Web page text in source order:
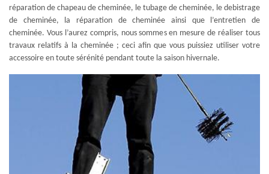
réparation de chapeau de cheminée, le tubage de cheminée, le debistrage
de cheminée, la réparation de cheminée ainsi que l’entretien de
cheminée. Vous l’aurez compris, nous sommes en mesure de réaliser tous
travaux relatifs à la cheminée ; ceci afin que vous puissiez utiliser votre
accessoire en toute sérénité pendant toute la saison hivernale.